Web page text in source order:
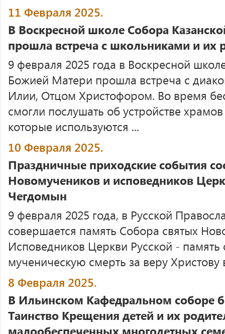
11 Февраля 2025.
В Воскресной школе Собора
прошла встреча с школьниками и их
9 февраля 2025 года в Воскресной
Божией Матери прошла встреча с
Илии, Отцом Христофором. Во время
смогли послушать об устройстве
которые используются ...
10 Февраля 2025.
Праздничные приходские события
Новомучеников и исповедников
Чегдомын
9 февраля 2025 года, в Русской
совершается память Собора святых
Исповедников Церкви Русской - память
мученическую смерть за веру Христову
8 Февраля 2025.
В Ильинском Кафедральном соборе
Таинство Крещения детей и их
малообеспеченных многодетных